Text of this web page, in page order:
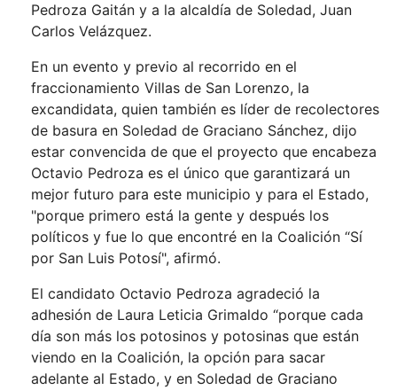
Pedroza Gaitán y a la alcaldía de Soledad, Juan
Carlos Velázquez.
En un evento y previo al recorrido en el
fraccionamiento Villas de San Lorenzo, la
excandidata, quien también es líder de recolectores
de basura en Soledad de Graciano Sánchez, dijo
estar convencida de que el proyecto que encabeza
Octavio Pedroza es el único que garantizará un
mejor futuro para este municipio y para el Estado,
"porque primero está la gente y después los
políticos y fue lo que encontré en la Coalición “Sí
por San Luis Potosí", afirmó.
El candidato Octavio Pedroza agradeció la
adhesión de Laura Leticia Grimaldo “porque cada
día son más los potosinos y potosinas que están
viendo en la Coalición, la opción para sacar
adelante al Estado, y en Soledad de Graciano